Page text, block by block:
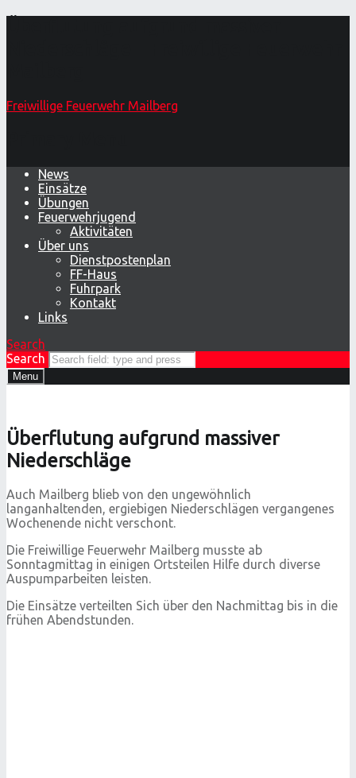
Freiwillige Feuerwehr Mailberg
News
Einsätze
Übungen
Feuerwehrjugend
Aktivitäten
Über uns
Dienstpostenplan
FF-Haus
Fuhrpark
Kontakt
Links
Search
Search
Menu
Überflutung aufgrund massiver
Niederschläge
Auch Mailberg blieb von den ungewöhnlich
langanhaltenden, ergiebigen Niederschlägen vergangenes
Wochenende nicht verschont.
Die Freiwillige Feuerwehr Mailberg musste ab
Sonntagmittag in einigen Ortsteilen Hilfe durch diverse
Auspumparbeiten leisten.
Die Einsätze verteilten Sich über den Nachmittag bis in die
frühen Abendstunden.